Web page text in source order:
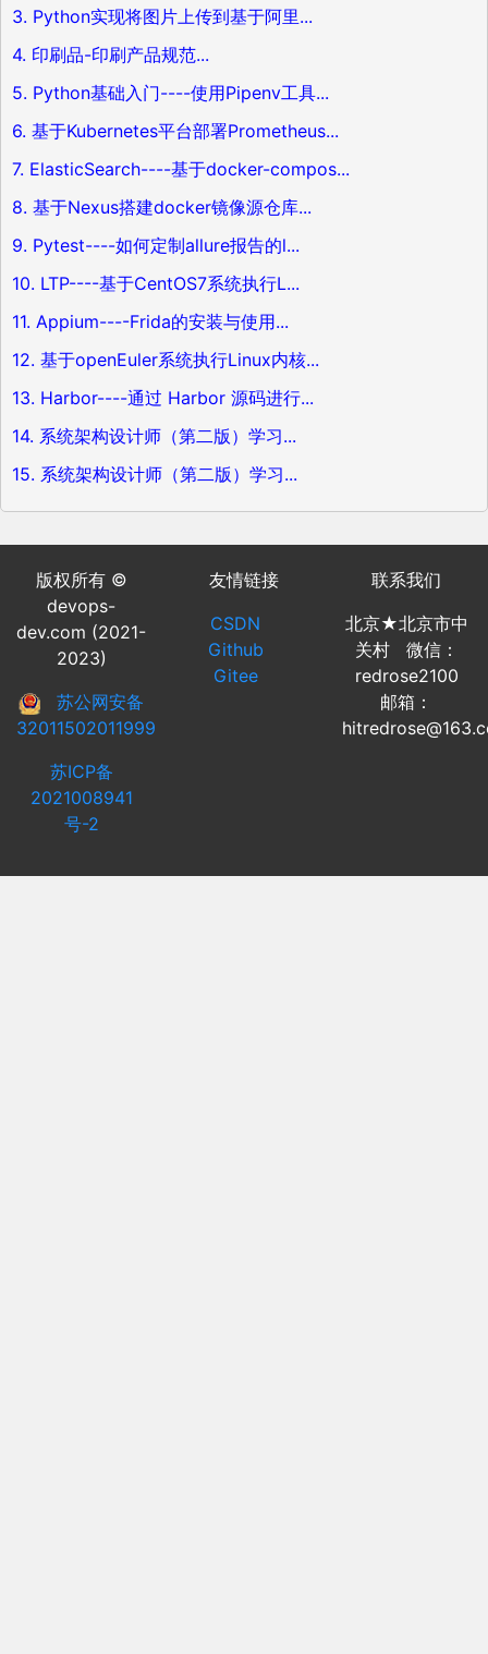
3. Python实现将图片上传到基于阿里...
4. 印刷品-印刷产品规范...
5. Python基础入门----使用Pipenv工具...
6. 基于Kubernetes平台部署Prometheus...
7. ElasticSearch----基于docker-compos...
8. 基于Nexus搭建docker镜像源仓库...
9. Pytest----如何定制allure报告的l...
10. LTP----基于CentOS7系统执行L...
11. Appium----Frida的安装与使用...
12. 基于openEuler系统执行Linux内核...
13. Harbor----通过 Harbor 源码进行...
14. 系统架构设计师（第二版）学习...
15. 系统架构设计师（第二版）学习...
版权所有 ©
devops-
dev.com (2021-
2023)
苏公网安备
32011502011999
苏ICP备
2021008941
号-2
友情链接
CSDN
Github
Gitee
联系我们
北京★北京市中
关村 微信：
redrose2100
邮箱：